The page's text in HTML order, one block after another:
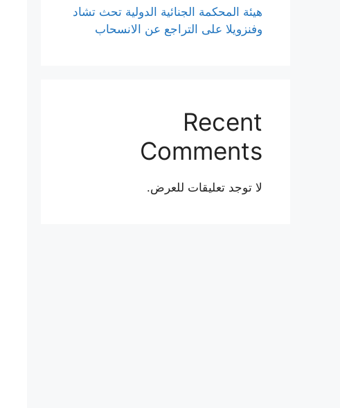
هيئة المحكمة الجنائية الدولية تحث تشاد
وفنزويلا على التراجع عن الانسحاب
Recent
Comments
لا توجد تعليقات للعرض.